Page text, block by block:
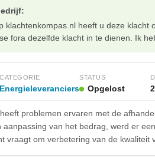
klachtenkompas.nl heeft u deze
fora dezelfde klacht in te dienen. Ik
CATEGORIE
Energieleveranciers
STATUS
Opgelost
problemen ervaren met de
aanpassing van het bedrag, werd er
vraagt om verbetering van de kwaliteit